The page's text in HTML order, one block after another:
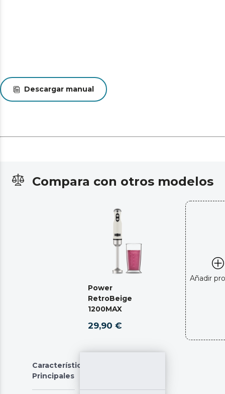
Descargar manual
Compara con otros modelos
Power
RetroBeige
1200MAX
29,90 €
Añadir
Características
Principales